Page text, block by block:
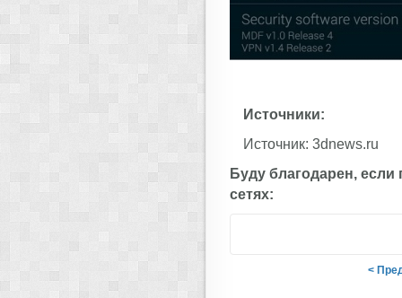
Источники:
Источник: 3dnews.ru
Буду благодарен, если
сетях:
<